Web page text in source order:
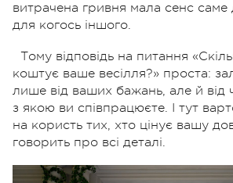
витрачена гривня мала сенс саме
для когось іншого.
Тому відповідь на питання
коштує ваше весілля?» проста:
лише від ваших бажань, але й від
з якою ви співпрацюєте. І тут
на користь тих, хто цінує вашу
говорить про всі деталі.